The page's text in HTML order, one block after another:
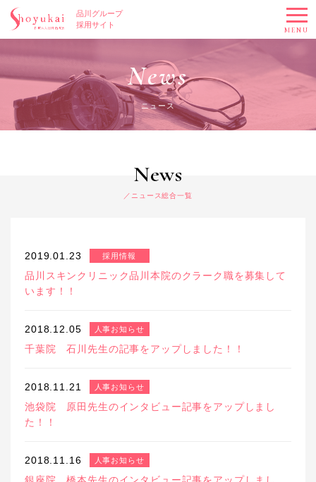
品川グループ
採用サイト
MENU
News
ニュース
News
ニュース総合一覧
2019.01.23 採用情報
品川スキンクリニック品川本院のクラーク職を募集して
います！！
2018.12.05 人事お知らせ
千葉院 石川先生の記事をアップしました！！
2018.11.21 人事お知らせ
池袋院 原田先生のインタビュー記事をアップしまし
た！！
2018.11.16 人事お知らせ